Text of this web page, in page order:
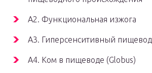
A2. Функциональная изжога
A3. Гиперсенситивный пищевод
A4. Ком в пищеводе (Globus)